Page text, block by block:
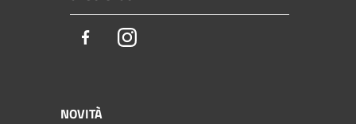
FacebookInstagram
NOVITÀ